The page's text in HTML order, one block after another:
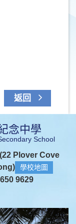
返回
念中學
School
Plover Cove
學校地圖
9629